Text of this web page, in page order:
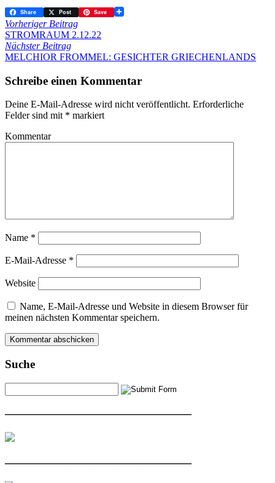
Share Post Save
Vorheriger Beitrag
STROMRAUM 2.12.22
Nächster Beitrag
MELCHIOR FROMMEL: GESICHTER GRIECHENLANDS
Schreibe einen Kommentar
Deine E-Mail-Adresse wird nicht veröffentlicht. Erforderliche
Felder sind mit * markiert
Kommentar
Name *
E-Mail-Adresse *
Website
Name, E-Mail-Adresse und Website in diesem Browser für
meinen nächsten Kommentar speichern.
Suche
————————————————
————————————————